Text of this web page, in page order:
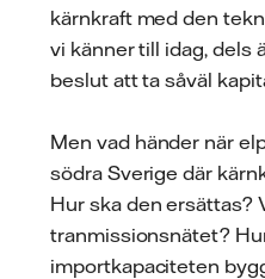
kärnkraft med den
vi känner till idag, dels
beslut att ta såväl
Men vad händer när
södra Sverige där
Hur ska den ersättas?
tranmissionsnätet?
importkapaciteten